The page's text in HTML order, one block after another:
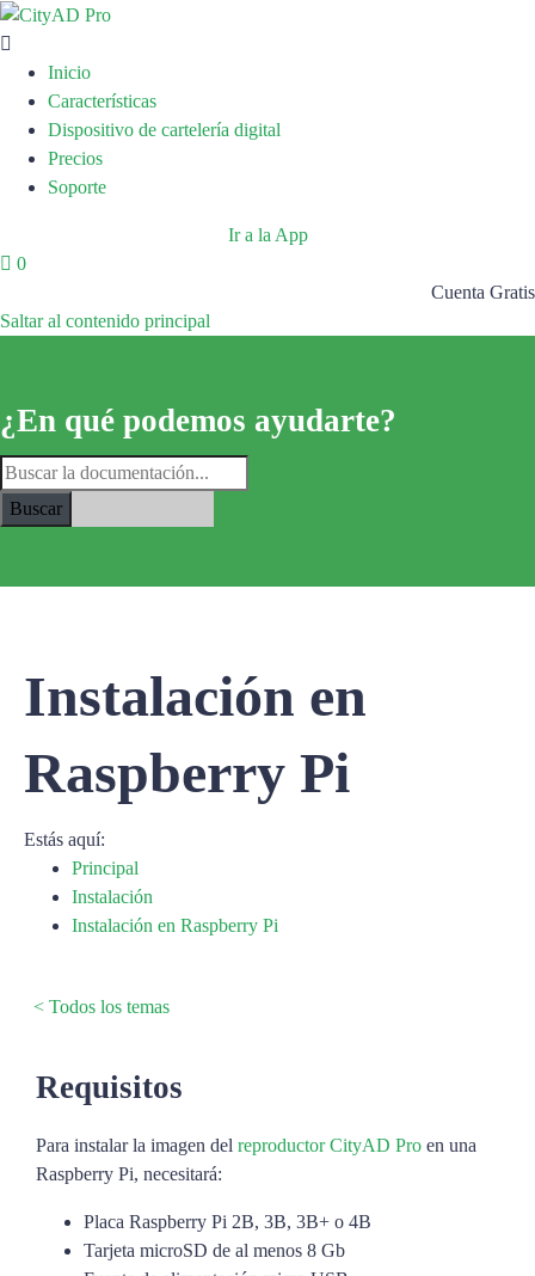
Inicio
Características
Dispositivo de cartelería digital
Precios
Soporte
Ir a la App
0
Cuenta Gratis
Saltar al contenido principal
¿En qué podemos ayudarte?
Buscar
Instalación en
Raspberry Pi
Estás aquí:
Principal
Instalación
Instalación en Raspberry Pi
< Todos los temas
Requisitos
Para instalar la imagen del reproductor CityAD Pro en una
Raspberry Pi, necesitará:
Placa Raspberry Pi 2B, 3B, 3B+ o 4B
Tarjeta microSD de al menos 8 Gb